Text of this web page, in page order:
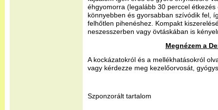
éhgyomorra (legalább 30 perccel
könnyebben és gyorsabban szívódik fel,
felhőtlen pihenéshez. Kompakt
neszesszerben vagy övtáskában is
Megnézem a
A kockázatokról és a mellékhatásokról
vagy kérdezze meg kezelőorvosát,
Szponzorált tartalom